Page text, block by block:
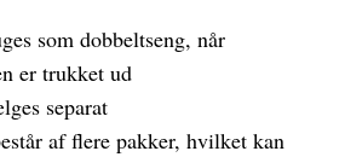
som dobbeltseng, når
er trukket ud
separat
af flere pakker, hvilket kan